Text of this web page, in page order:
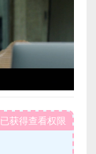
已获得查看权限